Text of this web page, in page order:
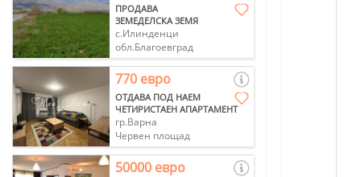
ПРОДАВА
ЗЕМЕДЕЛСКА ЗЕМЯ
с.Илинденци
обл.Благоевград
770 евро
ОТДАВА ПОД НАЕМ
ЧЕТИРИСТАЕН АПАРТАМЕНТ
гр.Варна
Червен площад
50000 евро